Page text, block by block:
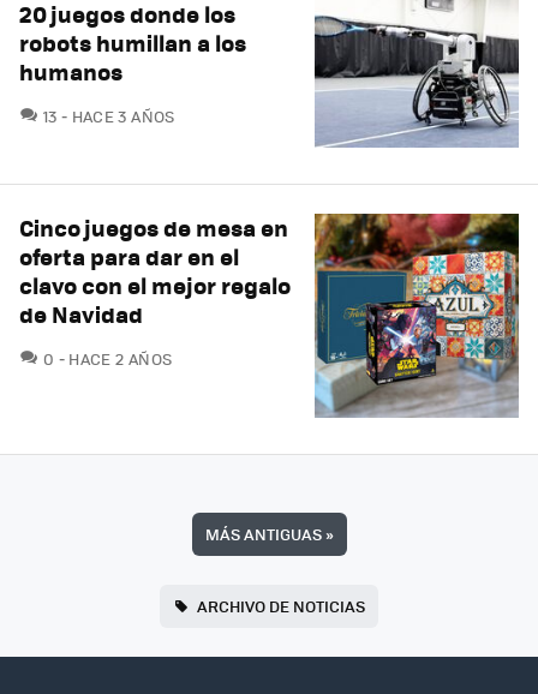
20 juegos donde los
robots humillan a los
humanos
13 COMENTARIOS
HACE 3 AÑOS
Cinco juegos de mesa en
oferta para dar en el
clavo con el mejor regalo
de Navidad
0 COMENTARIOS
HACE 2 AÑOS
MÁS ANTIGUAS»
ARCHIVO DE NOTICIAS